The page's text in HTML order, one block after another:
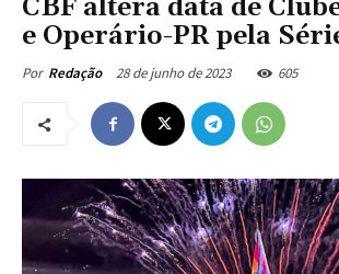
CBF altera data de
e Operário-PR pela
Por Redação 28 de junho de 2023 605